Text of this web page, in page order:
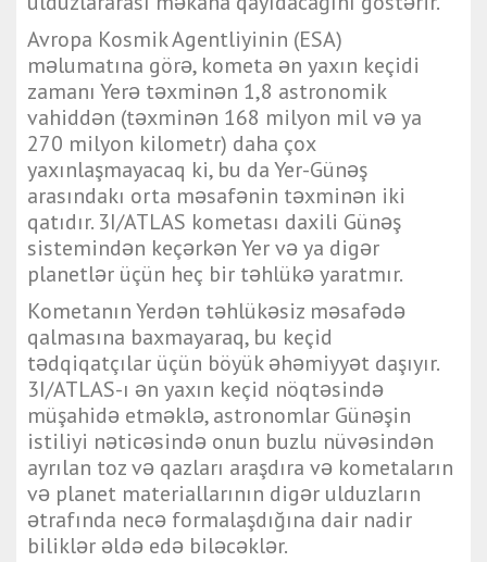
Avropa Kosmik Agentliyinin (ESA)
məlumatına görə, kometa ən yaxın keçidi
zamanı Yerə təxminən 1,8 astronomik
vahiddən (təxminən 168 milyon mil və ya
270 milyon kilometr) daha çox
yaxınlaşmayacaq ki, bu da Yer-Günəş
arasındakı orta məsafənin təxminən iki
qatıdır. 3I/ATLAS kometası daxili Günəş
sistemindən keçərkən Yer və ya digər
planetlər üçün heç bir təhlükə yaratmır.
Kometanın Yerdən təhlükəsiz məsafədə
qalmasına baxmayaraq, bu keçid
tədqiqatçılar üçün böyük əhəmiyyət daşıyır.
3I/ATLAS-ı ən yaxın keçid nöqtəsində
müşahidə etməklə, astronomlar Günəşin
istiliyi nəticəsində onun buzlu nüvəsindən
ayrılan toz və qazları araşdıra və kometaların
və planet materiallarının digər ulduzların
ətrafında necə formalaşdığına dair nadir
biliklər əldə edə biləcəklər.